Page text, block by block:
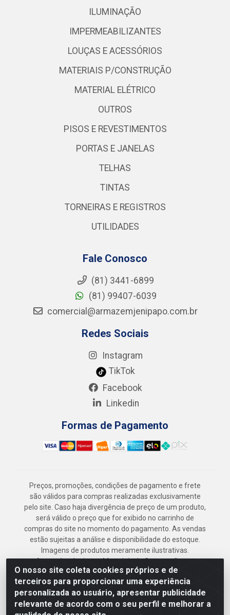
O nosso site coleta cookies próprios e de
terceiros para proporcionar uma experiência
personalizada ao usuário, apresentar publicidade
relevante de acordo com o seu perfil e melhorar a
ILUMINAÇÃO
IMPERMEABILIZANTES
LOUÇAS E ACESSÓRIOS
MATERIAIS P/CONSTRUÇÃO
MATERIAL ELÉTRICO
OUTROS
PISOS E REVESTIMENTOS
PORTAS E JANELAS
TELHAS
TINTAS
TORNEIRAS E REGISTROS
UTILIDADES
Fale Conosco
(81) 3441-6899
(81) 99407-6039
comercial@armazemjenipapo.com.br
Redes Sociais
Instagram
TikTok
Facebook
Linkedin
Formas de Pagamento
Preços, promoções, condições de pagamento e frete
são válidos para compras realizadas exclusivamente
pelo site. Caso haja divergência de preço de um produto,
será válido o preço que for exibido no carrinho de
compras do site no momento do pagamento. As vendas
estão sujeitas a análise e disponibilidade do estoque.
Imagens de produtos meramente ilustrativas.
Armazém Jenipapo Materiais de Construção em
Geral LTDA - Rua das Flores, 2691 - Guabiraba,
Recife/PE - CEP 52.291-630 - CNPJ
41.097.379/0001-